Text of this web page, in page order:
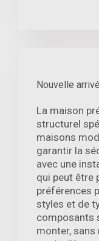
Nouvelle
La maison
structurel
maisons
garantir la
avec une
qui peut être
préférences
styles et de
composants
monter,